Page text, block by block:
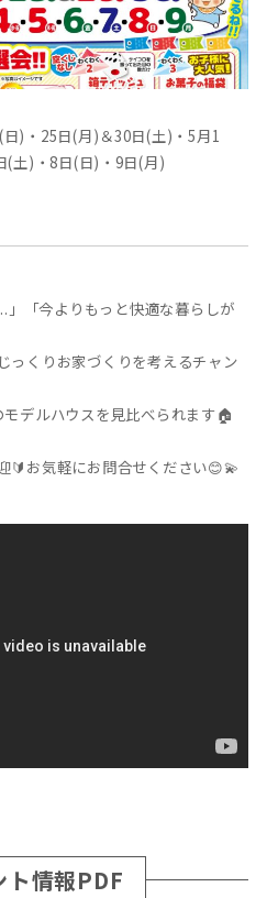
)・25日(月)＆30日(土)・5月1
(土)・8日(日)・9日(月)
」「今よりもっと快適な暮らしが
っくりお家づくりを考えるチャン
デルハウスを見比べられます🏠
🔰お気軽にお問合せください😊💫
ト情報PDF